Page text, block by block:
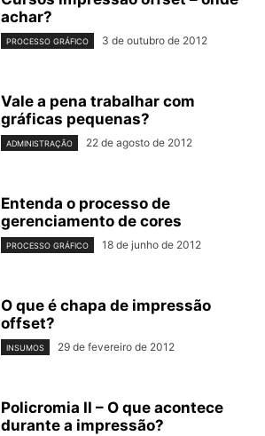
achar?
PROCESSO GRÁFICO 3 de outubro de 2012
Vale a pena trabalhar com
gráficas pequenas?
ADMINISTRAÇÃO 22 de agosto de 2012
Entenda o processo de
gerenciamento de cores
PROCESSO GRÁFICO 18 de junho de 2012
O que é chapa de impressão
offset?
INSUMOS 29 de fevereiro de 2012
Policromia II – O que acontece
durante a impressão?